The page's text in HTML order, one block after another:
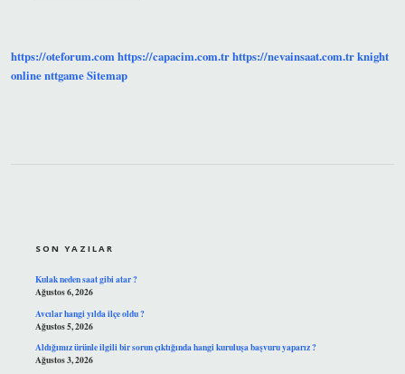
https://oteforum.comhttps://capacim.com.trhttps://nevainsaat.com.trknight
onlinenttgameSitemap
SON YAZILAR
Kulak neden saat gibi atar ?
Ağustos 6, 2026
Avcılar hangi yılda ilçe oldu ?
Ağustos 5, 2026
Aldığımız ürünle ilgili bir sorun çıktığında hangi kuruluşa başvuru yaparız ?
Ağustos 3, 2026